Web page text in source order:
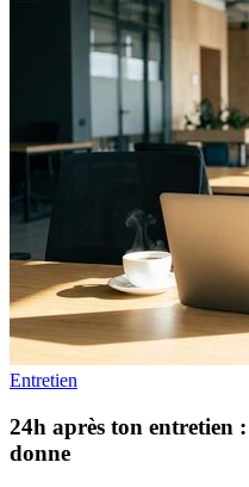
Entretien
24h après ton entretien
donne